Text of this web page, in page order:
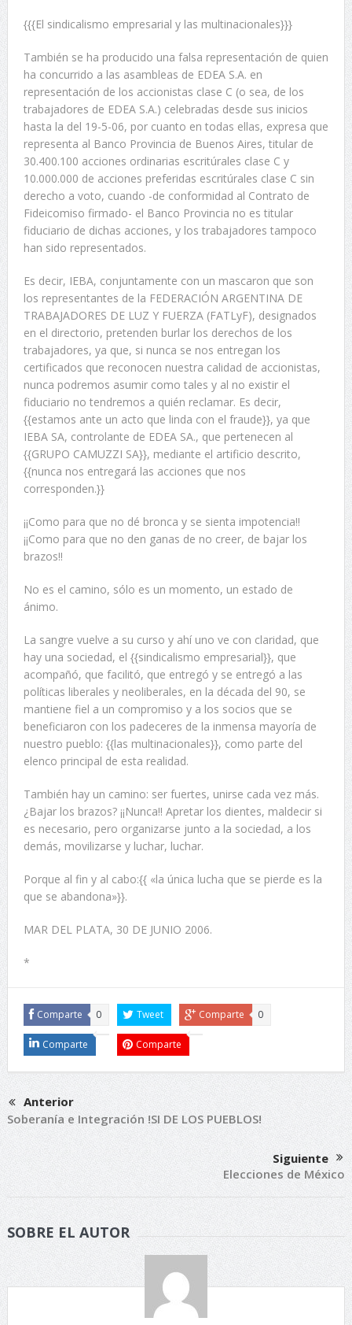
{{{El sindicalismo empresarial y las multinacionales}}}
También se ha producido una falsa representación de quien
ha concurrido a las asambleas de EDEA S.A. en
representación de los accionistas clase C (o sea, de los
trabajadores de EDEA S.A.) celebradas desde sus inicios
hasta la del 19-5-06, por cuanto en todas ellas, expresa que
representa al Banco Provincia de Buenos Aires, titular de
30.400.100 acciones ordinarias escritúrales clase C y
10.000.000 de acciones preferidas escritúrales clase C sin
derecho a voto, cuando -de conformidad al Contrato de
Fideicomiso firmado- el Banco Provincia no es titular
fiduciario de dichas acciones, y los trabajadores tampoco
han sido representados.
Es decir, IEBA, conjuntamente con un mascaron que son
los representantes de la FEDERACIÓN ARGENTINA DE
TRABAJADORES DE LUZ Y FUERZA (FATLyF), designados
en el directorio, pretenden burlar los derechos de los
trabajadores, ya que, si nunca se nos entregan los
certificados que reconocen nuestra calidad de accionistas,
nunca podremos asumir como tales y al no existir el
fiduciario no tendremos a quién reclamar. Es decir,
{{estamos ante un acto que linda con el fraude}}, ya que
IEBA SA, controlante de EDEA SA., que pertenecen al
{{GRUPO CAMUZZI SA}}, mediante el artificio descrito,
{{nunca nos entregará las acciones que nos
corresponden.}}
¡¡Como para que no dé bronca y se sienta impotencia!!
¡¡Como para que no den ganas de no creer, de bajar los
brazos!!
No es el camino, sólo es un momento, un estado de
ánimo.
La sangre vuelve a su curso y ahí uno ve con claridad, que
hay una sociedad, el {{sindicalismo empresarial}}, que
acompañó, que facilitó, que entregó y se entregó a las
políticas liberales y neoliberales, en la década del 90, se
mantiene fiel a un compromiso y a los socios que se
beneficiaron con los padeceres de la inmensa mayoría de
nuestro pueblo: {{las multinacionales}}, como parte del
elenco principal de esta realidad.
También hay un camino: ser fuertes, unirse cada vez más.
¿Bajar los brazos? ¡¡Nunca!! Apretar los dientes, maldecir si
es necesario, pero organizarse junto a la sociedad, a los
demás, movilizarse y luchar, luchar.
Porque al fin y al cabo:{{ «la única lucha que se pierde es la
que se abandona»}}.
MAR DEL PLATA, 30 DE JUNIO 2006.
*
Comparte 0 Tweet Comparte 0
Comparte Comparte
Anterior
Soberanía e Integración !SI DE LOS PUEBLOS!
Siguiente
Elecciones de México
SOBRE EL AUTOR